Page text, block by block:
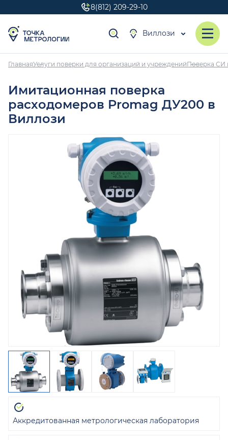
8(812) 209-29-10
Виллози
ГлавнаяУслуги поверки для организаций и учрежденийПоверка СИ
Имитационная поверка
расходомеров Promag ДУ200 в
Виллози
Аккредитованная метрологическая лаборатория